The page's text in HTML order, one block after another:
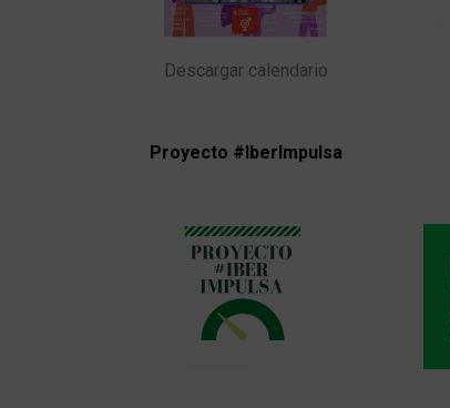
Descargar calendario
Proyecto #IberImpulsa